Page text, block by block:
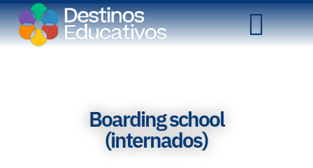
Boarding school
(internados)